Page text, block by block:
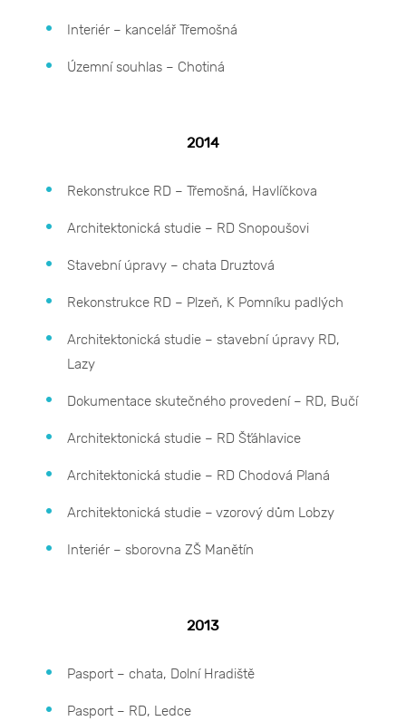
Interiér – kancelář Třemošná
Územní souhlas – Chotiná
2014
Rekonstrukce RD – Třemošná, Havlíčkova
Architektonická studie – RD Snopoušovi
Stavební úpravy – chata Druztová
Rekonstrukce RD – Plzeň, K Pomníku padlých
Architektonická studie – stavební úpravy RD,
Lazy
Dokumentace skutečného provedení – RD, Bučí
Architektonická studie – RD Šťáhlavice
Architektonická studie – RD Chodová Planá
Architektonická studie – vzorový dům Lobzy
Interiér – sborovna ZŠ Manětín
2013
Pasport – chata, Dolní Hradiště
Pasport – RD, Ledce